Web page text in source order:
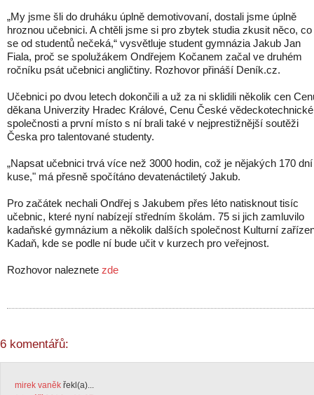
„My jsme šli do druháku úplně demotivovaní, dostali jsme úplně
hroznou učebnici. A chtěli jsme si pro zbytek studia zkusit něco, co
se od studentů nečeká,“ vysvětluje student gymnázia Jakub Jan
Fiala, proč se spolužákem Ondřejem Kočanem začal ve druhém
ročníku psát učebnici angličtiny. Rozhovor přináší Deník.cz.
Učebnici po dvou letech dokončili a už za ni sklidili několik cen
děkana Univerzity Hradec Králové, Cenu České vědeckotechnické
společnosti a první místo s ní brali také v nejprestižnější soutěži
Česka pro talentované studenty.
„Napsat učebnici trvá více než 3000 hodin, což je nějakých 170
kuse," má přesně spočítáno devatenáctiletý Jakub.
Pro začátek nechali Ondřej s Jakubem přes léto natisknout tisíc
učebnic, které nyní nabízejí středním školám. 75 si jich zamluvilo
kadaňské gymnázium a několik dalších společnost Kulturní
Kadaň, kde se podle ní bude učit v kurzech pro veřejnost.
Rozhovor naleznete zde
6 komentářů:
mirek vaněk řekl(a)...